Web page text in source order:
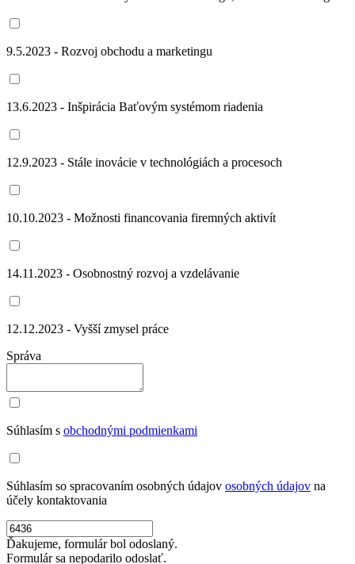
9.5.2023 - Rozvoj obchodu a marketingu
13.6.2023 - Inšpirácia Baťovým systémom riadenia
12.9.2023 - Stále inovácie v technológiách a procesoch
10.10.2023 - Možnosti financovania firemných aktivít
14.11.2023 - Osobnostný rozvoj a vzdelávanie
12.12.2023 - Vyšší zmysel práce
Správa
Súhlasím s obchodnými podmienkami
Súhlasím so spracovaním osobných údajov osobných údajov na
účely kontaktovania
Ďakujeme, formulár bol odoslaný.
Formulár sa nepodarilo odoslať.